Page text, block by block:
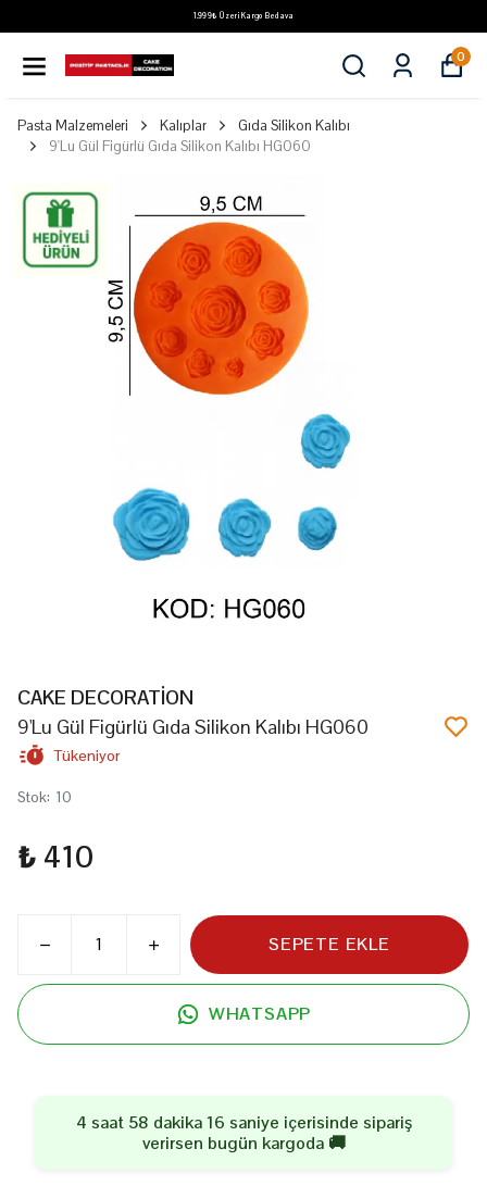
1.999₺ Üzeri Kargo Bedava
0
Pasta Malzemeleri Kalıplar
Gıda Silikon Kalıbı
9'Lu Gül Figürlü Gıda Silikon Kalıbı HG060
CAKE DECORATİON
9'Lu Gül Figürlü Gıda Silikon Kalıbı HG060
Tükeniyor
Stok: 10
₺ 410
SEPETE EKLE
WHATSAPP
4 saat 58 dakika 15 saniye içerisinde sipariş
verirsen bugün kargoda 🚚